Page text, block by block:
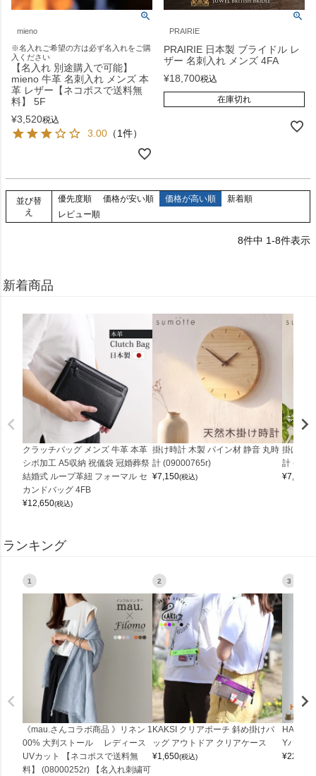
mieno
※名入れご希望の方は必ず名入れをご購
入ください
【名入れ 別途購入で可能】
mieno 牛革 名刺入れ メンズ 本
革 レザー【ネコポスで送料無
料】 5F
¥3,520税込
3.00 （1件）
PRAIRIE
PRAIRIE 日本製 ブライドル レ
ザー 名刺入れ メンズ 4FA
¥18,700税込
在庫切れ
並び替
え
優先度順 価格が安い順 価格が高い順
新着順
レビュー順
8件中 1-8件表示
新着商品
クラッチバッグ メンズ 牛革 本革
シボ加工 A5収納 祝儀袋 冠婚葬祭
結婚式 ループ革紐 フォーマル セ
カンドバッグ 4FB
¥12,650(税込)
掛け時計 木製 パイン材 静音 丸時
計 (09000765r)
¥7,150(税込)
掛け時
計
¥7,150
ランキング
1
《mau.さんコラボ商品 》リネン 1
00% 大判ストール レディース
UVカット 【ネコポスで送料無
料】 (08000252r) 【名入れ刺繍可
2
KAKSI クリアポーチ 斜め掛けバ
ッグ アウトドア クリアケース
¥1,650(税込)
3
Yバッグ
¥22,000